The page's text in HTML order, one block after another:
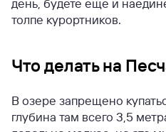
день, будете еще и
толпе курортников.
Что делать на
В озере запрещено
глубина там всего 3,5